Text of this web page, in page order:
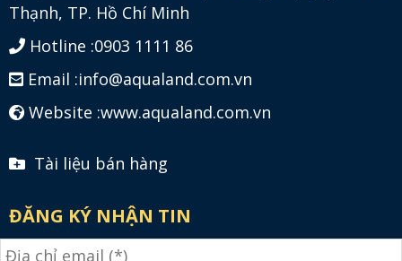
Thạnh, TP. Hồ Chí Minh
Hotline :0903 1111 86
Email :info@aqualand.com.vn
Website :www.aqualand.com.vn
Tài liệu bán hàng
ĐĂNG KÝ NHẬN TIN